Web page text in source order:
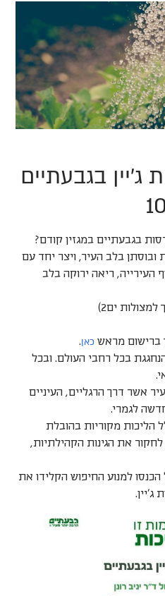
ג'יין בגבעתיים
בגבעתיים במגזין קודם?
בלב העיר, ויצר יחד עם
העירייה, ריאה ירוקה בלב
למצולות ים2)
ברישום מראש כאן.
הנחגגת בכל רחבי העולם. ובכל
אשר דרך הרגליים, העיניים
לגמרי.
הליכות מקוריות בהובלת
את הגינות הקהילתיות,
הכנסו למנוע החיפוש הקלידו את
ג'יין.